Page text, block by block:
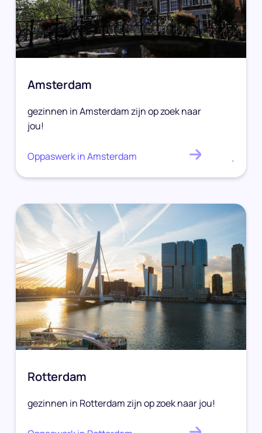
Amsterdam
gezinnen in Amsterdam zijn op zoek naar
jou!
Oppaswerk in Amsterdam .
Rotterdam
gezinnen in Rotterdam zijn op zoek naar jou!